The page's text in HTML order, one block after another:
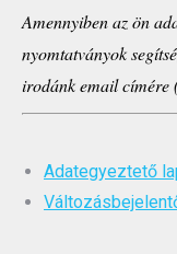
Amennyiben az ön
nyomtatványok
irodánk email címére
Adategyeztető